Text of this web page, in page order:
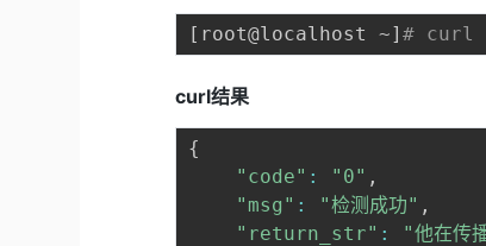
[ root@localhost ~]# curl
curl结果
{
"code" : "0" ,
"msg" : "检测成功" ,
"return_str" : "他在传